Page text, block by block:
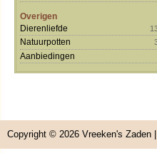
Overigen
Dierenliefde
Natuurpotten
Aanbiedingen
Copyright © 2026 Vreeken's Zaden